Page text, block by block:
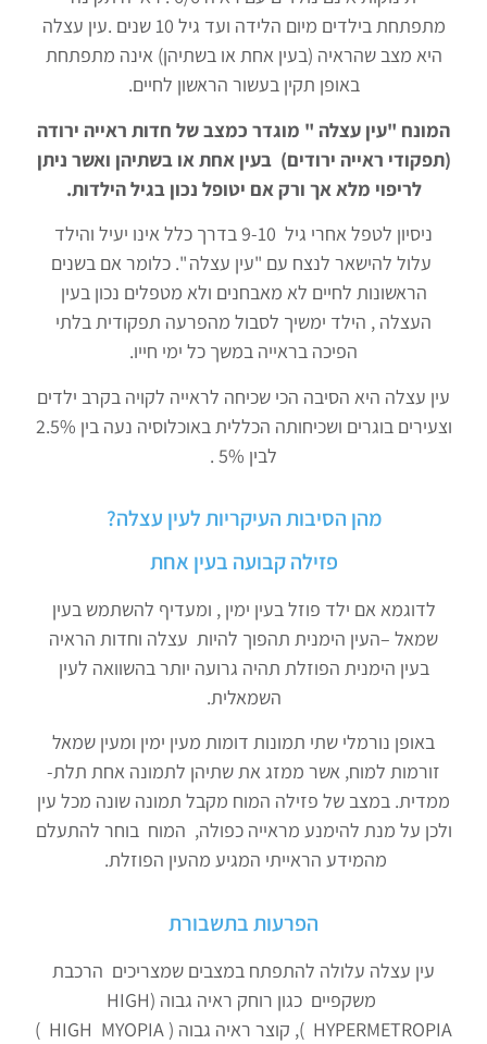
מתפתחת בילדים מיום הלידה ועד גיל 10 שנים .עין עצלה
היא מצב שהראיה (בעין אחת או בשתיהן) אינה מתפתחת
באופן תקין בעשור הראשון לחיים.
המונח "עין עצלה " מוגדר כמצב של חדות ראייה ירודה
(תפקודי ראייה ירודים) בעין אחת או בשתיהן ואשר ניתן
לריפוי מלא אך ורק אם יטופל נכון בגיל הילדות.
ניסיון לטפל אחרי גיל 9-10 בדרך כלל אינו יעיל והילד
עלול להישאר לנצח עם "עין עצלה ". כלומר אם בשנים
הראשונות לחיים לא מאבחנים ולא מטפלים נכון בעין
העצלה , הילד ימשיך לסבול מהפרעה תפקודית בלתי
הפיכה בראייה במשך כל ימי חייו.
עין עצלה היא הסיבה הכי שכיחה לראייה לקויה בקרב ילדים
וצעירים בוגרים ושכיחותה הכללית באוכלוסיה נעה בין 2.5%
לבין 5% .
מהן הסיבות העיקריות לעין עצלה?
פזילה קבועה בעין אחת
לדוגמא אם ילד פוזל בעין ימין , ומעדיף להשתמש בעין
שמאל –העין הימנית תהפוך להיות עצלה וחדות הראיה
בעין הימנית הפוזלת תהיה גרועה יותר בהשוואה לעין
השמאלית.
באופן נורמלי שתי תמונות דומות מעין ימין ומעין שמאל
זורמות למוח, אשר ממזג את שתיהן לתמונה אחת תלת-
ממדית. במצב של פזילה המוח מקבל תמונה שונה מכל עין
ולכן על מנת להימנע מראייה כפולה, המוח בוחר להתעלם
מהמידע הראייתי המגיע מהעין הפוזלת.
הפרעות בתשבורת
עין עצלה עלולה להתפתח במצבים שמצריכים הרכבת
משקפיים כגון רוחק ראיה גבוה (HIGH
HYPERMETROPIA ), קוצר ראיה גבוה ( HIGH MYOPIA )